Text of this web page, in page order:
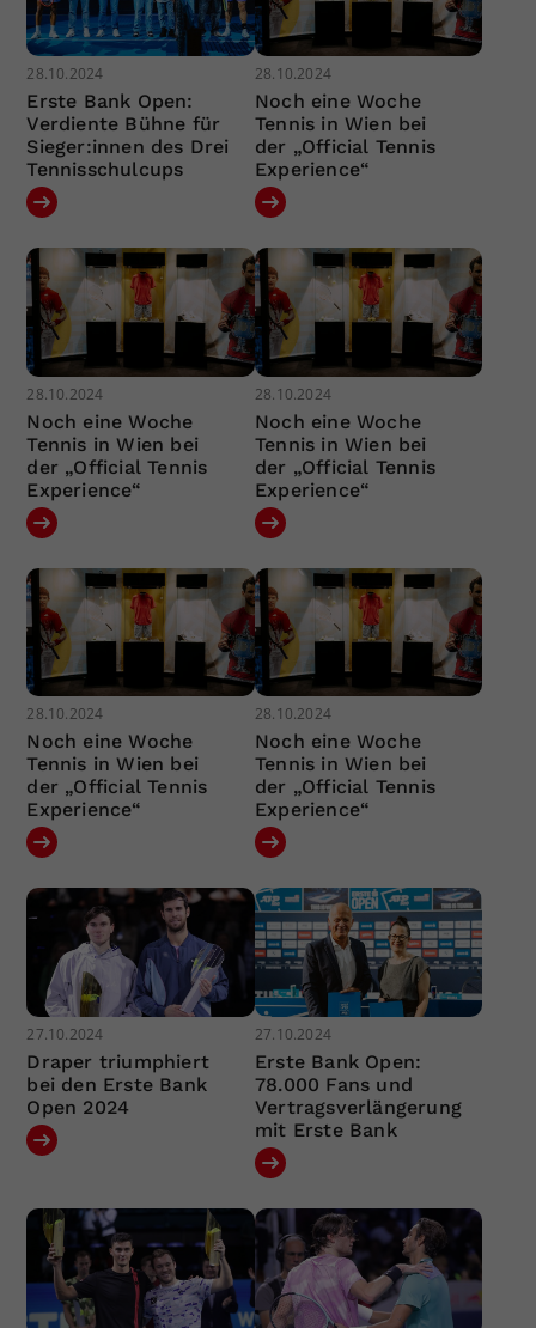
28.10.2024
Erste Bank Open:
Verdiente Bühne für
Sieger:innen des Drei
Tennisschulcups
28.10.2024
Noch eine Woche
Tennis in Wien bei
der „Official Tennis
Experience“
28.10.2024
Noch eine Woche
Tennis in Wien bei
der „Official Tennis
Experience“
28.10.2024
Noch eine Woche
Tennis in Wien bei
der „Official Tennis
Experience“
28.10.2024
Noch eine Woche
Tennis in Wien bei
der „Official Tennis
Experience“
28.10.2024
Noch eine Woche
Tennis in Wien bei
der „Official Tennis
Experience“
27.10.2024
Draper triumphiert
bei den Erste Bank
Open 2024
27.10.2024
Erste Bank Open:
78.000 Fans und
Vertragsverlängerung
mit Erste Bank